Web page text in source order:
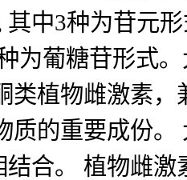
其中3种为苷元
为葡糖苷形式
类植物雌激素
质的重要成份
合。 植物雌激